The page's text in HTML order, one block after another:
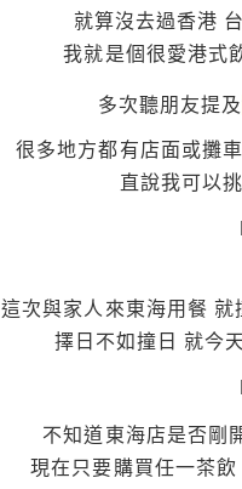
就算沒去過香港
我就是個很愛港式
多次聽朋友提及
很多地方都有店面或攤
直說我可以
這次與家人來東海用餐
擇日不如撞日 就今
不知道東海店是否剛
現在只要購買任一茶飲